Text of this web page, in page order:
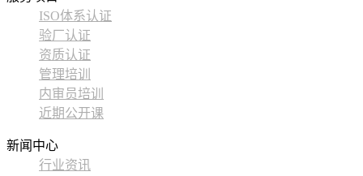
ISO体系认证
验厂认证
资质认证
管理培训
内审员培训
近期公开课
新闻中心
行业资讯